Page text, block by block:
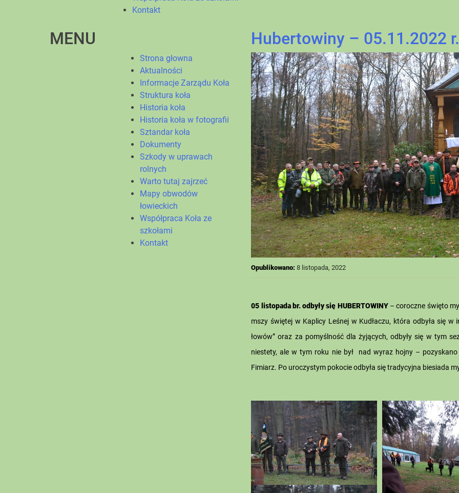
Kontakt
MENU
Strona głowna
Aktualności
Informacje Zarządu Koła
Struktura koła
Historia koła
Historia koła w fotografii
Sztandar koła
Dokumenty
Szkody w uprawach
rolnych
Warto tutaj zajrzeć
Mapy obwodów
łowieckich
Współpraca Koła ze
szkołami
Kontakt
Hubertowiny – 05.11.2022
Opublikowano:8 listopada, 2022
05 listopada br. odbyły się HUBERTOWINY– coroczne święto
mszy świętej w Kaplicy Leśnej w Kudłaczu, która odbyła się
łowów” oraz za pomyślność dla żyjących, odbyły się w tym
niestety, ale w tym roku nie był nad wyraz hojny –
Fimiarz. Po uroczystym pokocie odbyła się tradycyjna biesiada